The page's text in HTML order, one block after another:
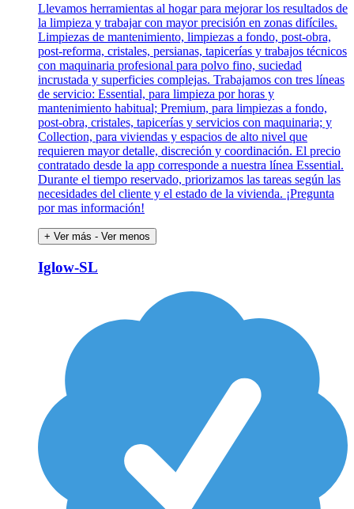
Llevamos herramientas al hogar para mejorar los resultados de
la limpieza y trabajar con mayor precisión en zonas difíciles.
Limpiezas de mantenimiento, limpiezas a fondo, post-obra,
post-reforma, cristales, persianas, tapicerías y trabajos técnicos
con maquinaria profesional para polvo fino, suciedad
incrustada y superficies complejas. Trabajamos con tres líneas
de servicio: Essential, para limpieza por horas y
mantenimiento habitual; Premium, para limpiezas a fondo,
post-obra, cristales, tapicerías y servicios con maquinaria; y
Collection, para viviendas y espacios de alto nivel que
requieren mayor detalle, discreción y coordinación. El precio
contratado desde la app corresponde a nuestra línea Essential.
Durante el tiempo reservado, priorizamos las tareas según las
necesidades del cliente y el estado de la vivienda. ¡Pregunta
por mas información!
+ Ver más - Ver menos
Iglow-SL